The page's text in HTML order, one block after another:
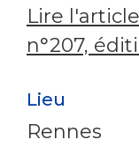
Lire
n°207,
Lieu
Rennes